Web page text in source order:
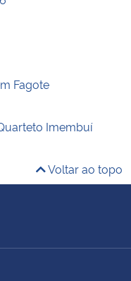
Fagote
Imembuí
Voltar ao topo